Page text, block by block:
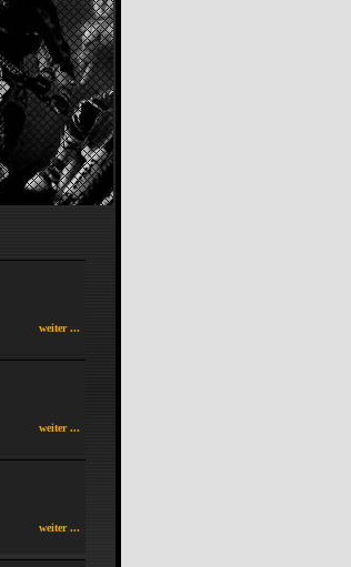
weiter ...
weiter ...
weiter ...